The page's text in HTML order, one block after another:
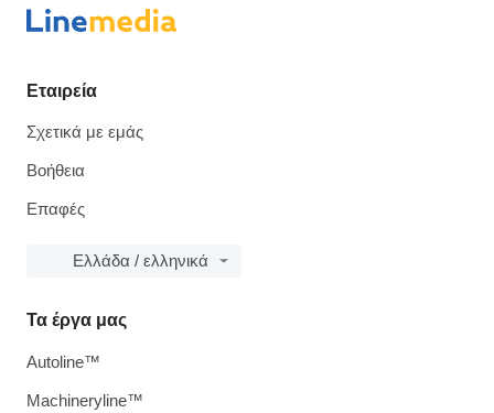
Εταιρεία
Σχετικά με εμάς
Βοήθεια
Επαφές
Ελλάδα / ελληνικά
Τα έργα μας
Autoline™
Machineryline™